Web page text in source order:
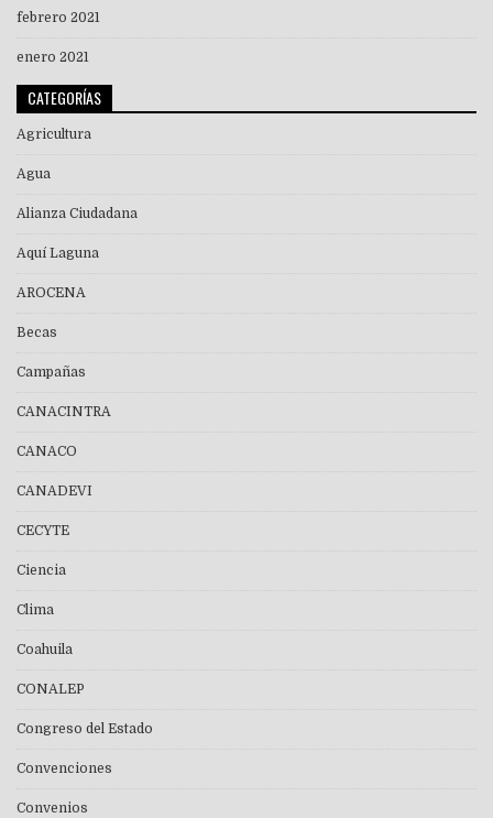
febrero 2021
enero 2021
CATEGORÍAS
Agricultura
Agua
Alianza Ciudadana
Aquí Laguna
AROCENA
Becas
Campañas
CANACINTRA
CANACO
CANADEVI
CECYTE
Ciencia
Clima
Coahuila
CONALEP
Congreso del Estado
Convenciones
Convenios